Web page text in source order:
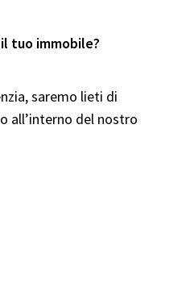
tuo immobile?
saremo lieti di
all’interno del nostro